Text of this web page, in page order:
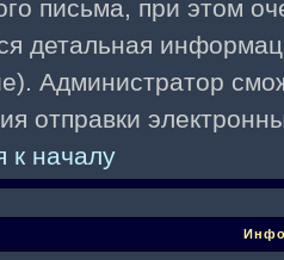
письма, при этом
детальная
Администратор
отправки
к началу